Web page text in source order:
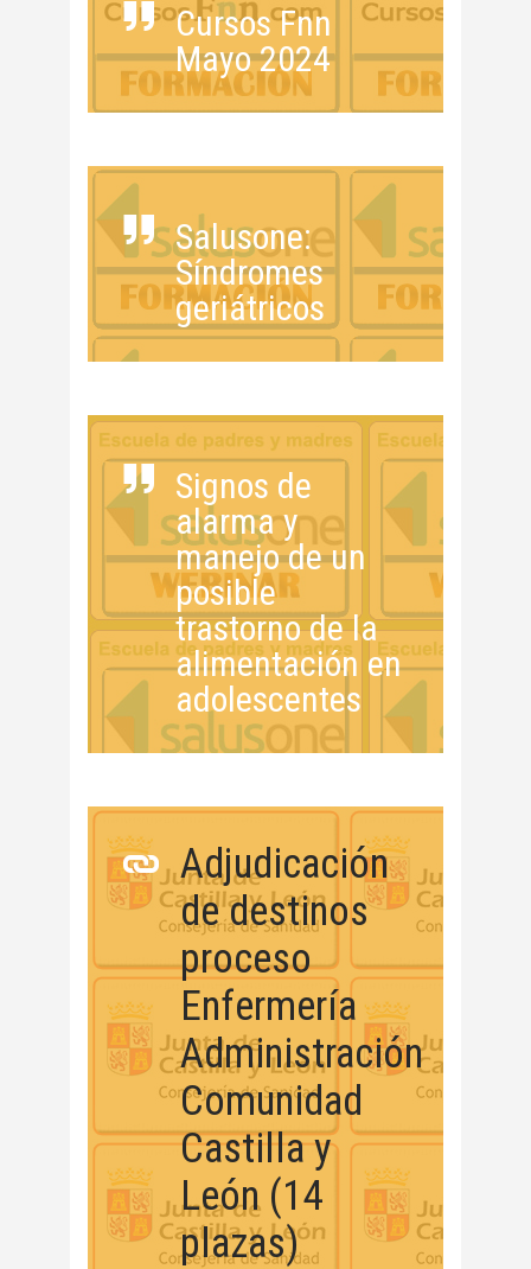
Cursos Fnn
Mayo 2024
Salusone:
Síndromes
geriátricos
Signos de
alarma y
manejo de un
posible
trastorno de la
alimentación en
adolescentes
Adjudicación
de destinos
proceso
Enfermería
Administración
Comunidad
Castilla y
León (14
plazas)